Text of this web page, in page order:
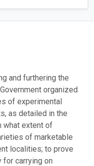
and furthering the
organized
of experimental
as detailed in the
what extent of
of marketable
localities; to prove
carrying on